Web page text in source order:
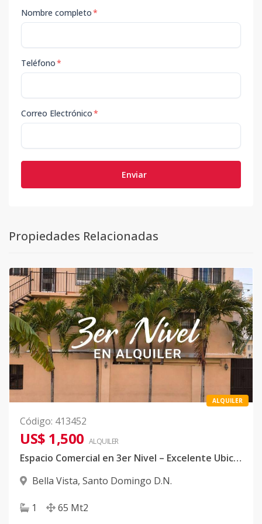
Nombre completo*
Teléfono*
Correo Electrónico*
Enviar
Propiedades Relacionadas
ALQUILER
Código: 413452
US$ 1,500 ALQUILER
Espacio Comercial en 3er Nivel – Excelente Ubicación en Av. Rómulo Betancourt
Bella Vista, Santo Domingo D.N.
1 65 Mt2